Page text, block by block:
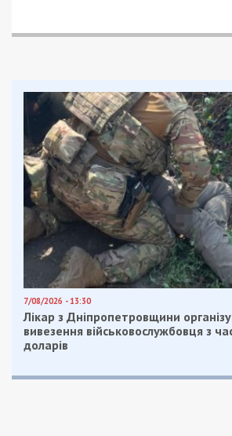
7/08/2026 - 13:30
Лікар з Дніпропетровщини
вивезення військовослужбовця з
доларів